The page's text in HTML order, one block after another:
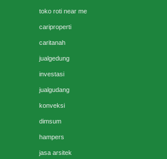
toko roti near me
cariproperti
caritanah
jualgedung
investasi
jualgudang
konveksi
dimsum
hampers
jasa arsitek